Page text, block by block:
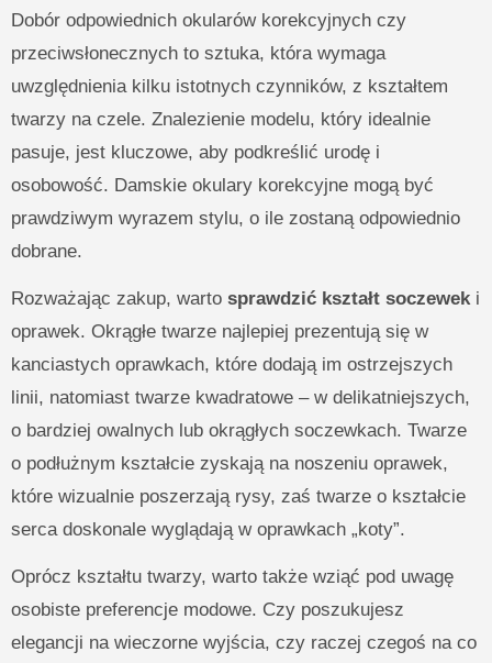
Dobór odpowiednich okularów korekcyjnych czy
przeciwsłonecznych to sztuka, która wymaga
uwzględnienia kilku istotnych czynników, z kształtem
twarzy na czele. Znalezienie modelu, który idealnie
pasuje, jest kluczowe, aby podkreślić urodę i
osobowość. Damskie okulary korekcyjne mogą być
prawdziwym wyrazem stylu, o ile zostaną odpowiednio
dobrane.
Rozważając zakup, warto sprawdzić kształt soczeweki
oprawek. Okrągłe twarze najlepiej prezentują się w
kanciastych oprawkach, które dodają im ostrzejszych
linii, natomiast twarze kwadratowe – w delikatniejszych,
o bardziej owalnych lub okrągłych soczewkach. Twarze
o podłużnym kształcie zyskają na noszeniu oprawek,
które wizualnie poszerzają rysy, zaś twarze o kształcie
serca doskonale wyglądają w oprawkach „koty”.
Oprócz kształtu twarzy, warto także wziąć pod uwagę
osobiste preferencje modowe. Czy poszukujesz
elegancji na wieczorne wyjścia, czy raczej czegoś na co